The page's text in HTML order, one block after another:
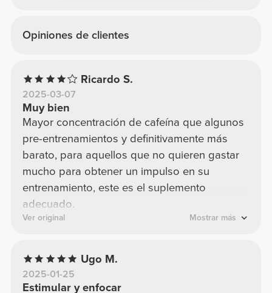
Opiniones de clientes
Ricardo S.
2025-03-07
Muy bien
Mayor concentración de cafeína que algunos
pre-entrenamientos y definitivamente más
barato, para aquellos que no quieren gastar
mucho para obtener un impulso en su
entrenamiento, este es el suplemento
adecuado.
Ver original Mostrar más
Ugo M.
2025-01-25
Estimular y enfocar